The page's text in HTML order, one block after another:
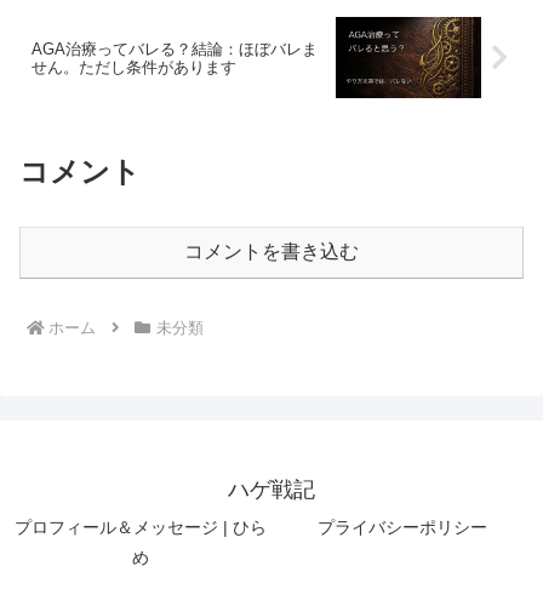
AGA治療ってバレる？結論：ほぼバレま
せん。ただし条件があります
コメント
コメントを書き込む
ホーム 未分類
ハゲ戦記
プロフィール＆メッセージ | ひら
め
プライバシーポリシー